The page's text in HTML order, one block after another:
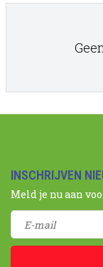
INSCHRIJVEN
Meld je nu aan